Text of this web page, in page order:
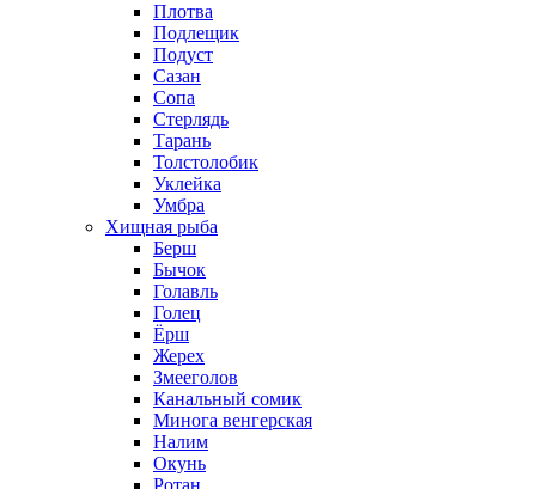
Плотва
Подлещик
Подуст
Сазан
Сопа
Стерлядь
Тарань
Толстолобик
Уклейка
Умбра
Хищная рыба
Берш
Бычок
Голавль
Голец
Ёрш
Жерех
Змееголов
Канальный сомик
Минога венгерская
Налим
Окунь
Ротан